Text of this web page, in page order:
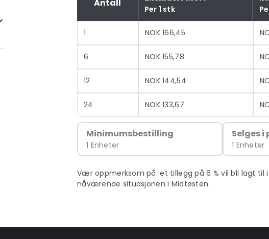
Antall
Per 1 stk
1 NOK 166,45
6 NOK 155,78
12 NOK 144,54
24 NOK 133,67
Minimumsbestilling
1 Enheter
Selges i
1 Enheter
Vær oppmerksom på: et tillegg på 6 % vil bli lagt til
nåværende situasjonen i Midtøsten.